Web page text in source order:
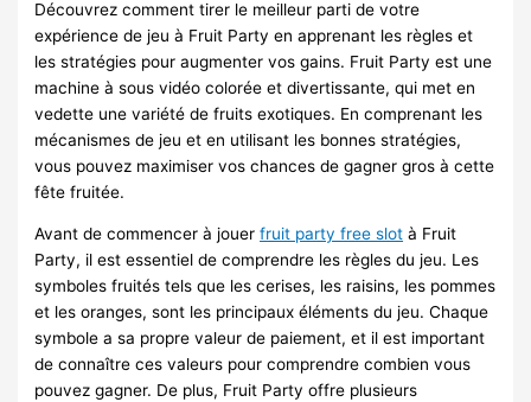
Découvrez comment tirer le meilleur parti de votre
expérience de jeu à Fruit Party en apprenant les règles et
les stratégies pour augmenter vos gains. Fruit Party est une
machine à sous vidéo colorée et divertissante, qui met en
vedette une variété de fruits exotiques. En comprenant les
mécanismes de jeu et en utilisant les bonnes stratégies,
vous pouvez maximiser vos chances de gagner gros à cette
fête fruitée.
Avant de commencer à jouerfruit party free slot à Fruit
Party, il est essentiel de comprendre les règles du jeu. Les
symboles fruités tels que les cerises, les raisins, les pommes
et les oranges, sont les principaux éléments du jeu. Chaque
symbole a sa propre valeur de paiement, et il est important
de connaître ces valeurs pour comprendre combien vous
pouvez gagner. De plus, Fruit Party offre plusieurs